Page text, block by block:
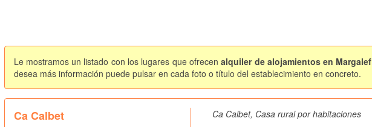
Le mostramos un listado con los lugares que ofrecenalquiler de alojamientos en Margalef
desea más información puede pulsar en cada foto o título del establecimiento en concreto.
Ca Calbet
Ca Calbet, Casa rural por habitaciones